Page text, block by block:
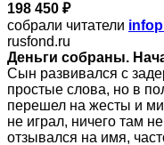
198 450 ₽
собрали читатели
rusfond.ru
Деньги собраны.
Сын развивался с
простые слова, но в
перешел на жесты и
не играл, ничего там
отзывался на имя,